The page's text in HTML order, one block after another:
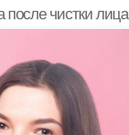
после чистки лица